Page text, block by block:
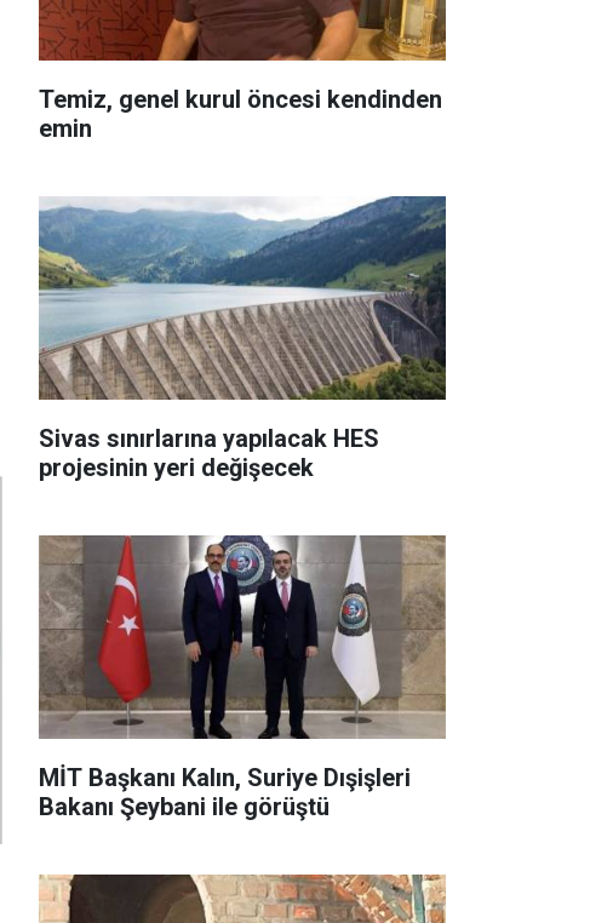
Temiz, genel kurul öncesi kendinden
emin
Sivas sınırlarına yapılacak HES
projesinin yeri değişecek
MİT Başkanı Kalın, Suriye Dışişleri
Bakanı Şeybani ile görüştü